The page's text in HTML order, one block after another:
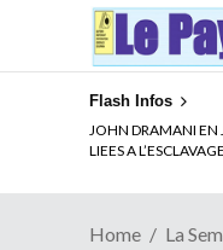
Flash Infos
JOHN DRAMANI EN
LIEES A
Home
La